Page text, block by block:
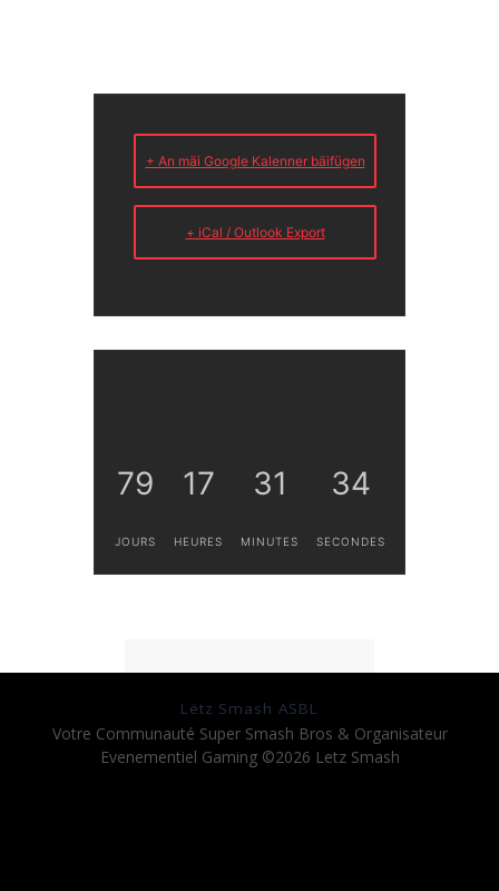
+ An mäi Google Kalenner bäifügen
+ iCal / Outlook Export
79
JOURS
17
HEURES
31
MINUTES
34
SECONDES
Lëtz Smash ASBL
Votre Communauté Super Smash Bros & Organisateur
Evenementiel Gaming ©2026 Letz Smash